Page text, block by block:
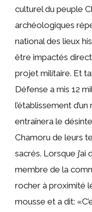
culturel du peuple
archéologiques
national des lieux
être impactés
projet militaire. Et
Défense a mis 12
l’établissement
entraînera le
Chamoru de leurs
sacrés. Lorsque j’ai
membre de la
rocher à proximité
mousse et a dit: